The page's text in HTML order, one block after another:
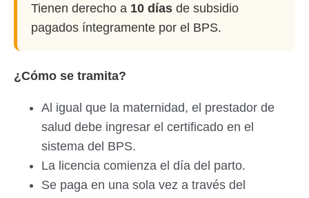
Tienen derecho a 10 días de subsidio
pagados íntegramente por el BPS.
¿Cómo se tramita?
Al igual que la maternidad, el prestador de
salud debe ingresar el certificado en el
sistema del BPS.
La licencia comienza el día del parto.
Se paga en una sola vez a través del